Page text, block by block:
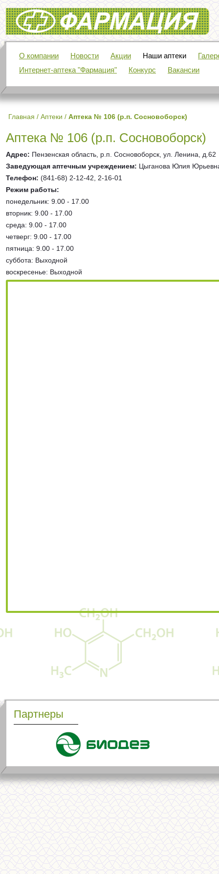
Фармация
О компании Новости Акции Наши аптеки
Интернет-аптека "Фармация"
Конкурс Вакансии
Главная / Аптеки / Аптека № 106 (р.п. Сосновоборск)
Аптека № 106 (р.п. Сосновоборск)
Адрес: Пензенская область, р.п. Сосновоборск, ул. Ленина, д.62
Заведующая аптечным учреждением: Цыганова Юлия
Телефон: (841-68) 2-12-42, 2-16-01
Режим работы:
понедельник: 9.00 - 17.00
вторник: 9.00 - 17.00
среда: 9.00 - 17.00
четверг: 9.00 - 17.00
пятница: 9.00 - 17.00
суббота: Выходной
воскресенье: Выходной
Партнеры